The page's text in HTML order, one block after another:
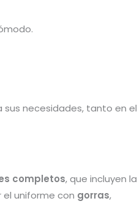
necesidades, tanto en el
completos, que incluyen la
uniforme con gorras,